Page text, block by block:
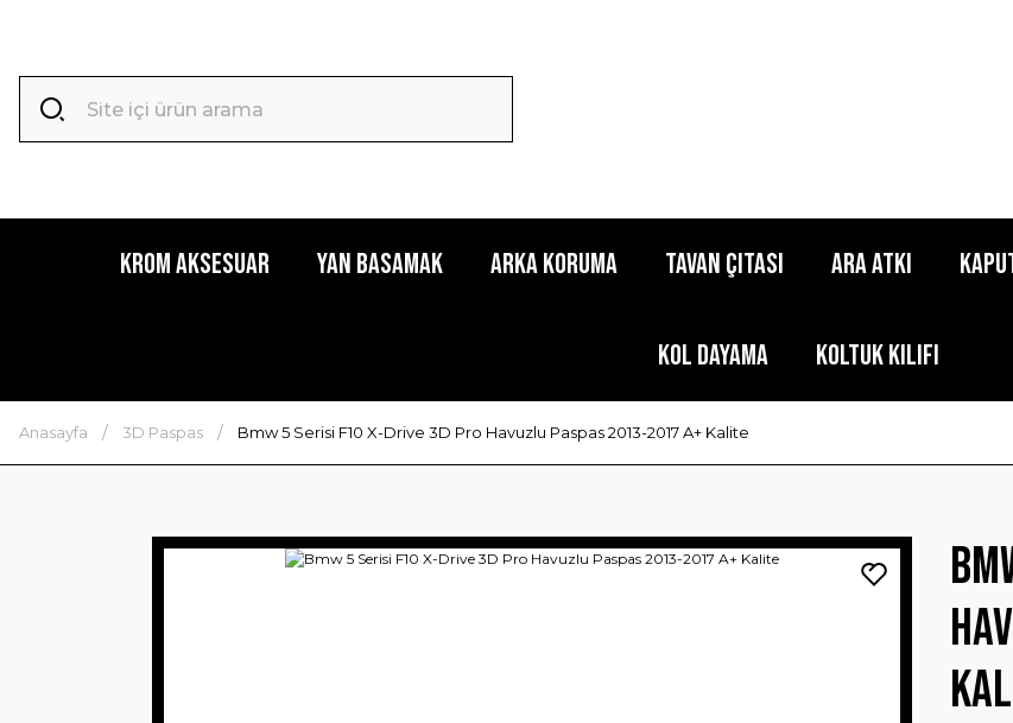
Krom Aksesuar Yan Basamak Arka Koruma Tavan Çıtası Ara Atkı
Kol Dayama Koltuk Kılıfı
Anasayfa 3D Paspas Bmw 5 Serisi F10 X-Drive 3D Pro Havuzlu Paspas 2013-2017 A+ Kalite